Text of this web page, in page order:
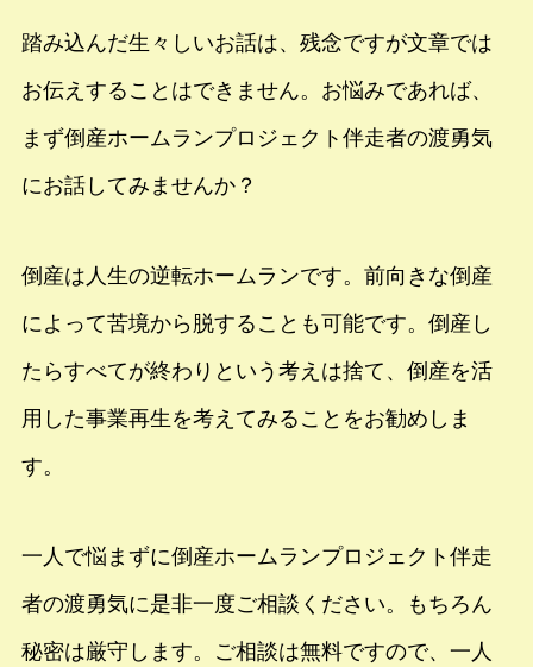
踏み込んだ生々しいお話は、残念ですが文章では
お伝えすることはできません。お悩みであれば、
まず倒産ホームランプロジェクト伴走者の渡勇気
にお話してみませんか？
倒産は人生の逆転ホームランです。前向きな倒産
によって苦境から脱することも可能です。倒産し
たらすべてが終わりという考えは捨て、倒産を活
用した事業再生を考えてみることをお勧めしま
す。
一人で悩まずに倒産ホームランプロジェクト伴走
者の渡勇気に是非一度ご相談ください。もちろん
秘密は厳守します。ご相談は無料ですので、一人